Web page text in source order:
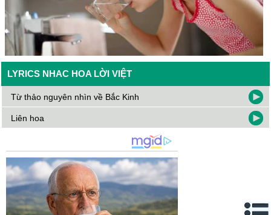
LYRICS NHAC HOA LỜI VIỆT
Từ thảo nguyên nhìn về Bắc Kinh
Liên hoa